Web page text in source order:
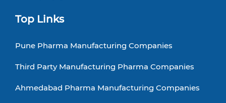
Top Links
Pune Pharma Manufacturing Companies
Third Party Manufacturing Pharma Companies
Ahmedabad Pharma Manufacturing Companies